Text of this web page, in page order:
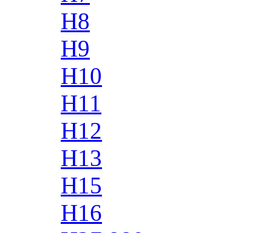
H8
H9
H10
H11
H12
H13
H15
H16